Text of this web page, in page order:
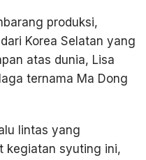
produksi,
Korea Selatan yang
atas dunia, Lisa
ternama Ma Dong
lintas yang
kegiatan syuting ini,